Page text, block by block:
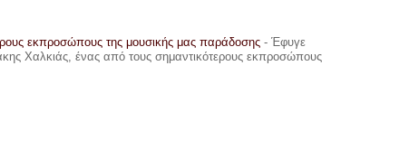
εκπροσώπους της μουσικής μας παράδοσης - Έφυγε
Χαλκιάς, ένας από τους σημαντικότερους εκπροσώπους